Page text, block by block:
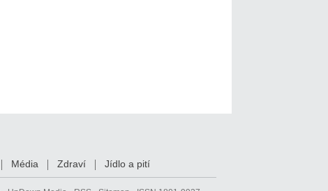
Média Zdraví Jídlo a pití